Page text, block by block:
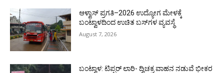
ಆಳ್ವಾಸ್ ಪ್ರಗತಿ–2026 ಉದ್ಯೋಗ ಮೇಳಕ್ಕೆ
ಬಂಟ್ವಾಳದಿಂದ ಉಚಿತ ಬಸ್‌ಗಳ ವ್ಯವಸ್ಥೆ
August 7, 2026
ಬಂಟ್ವಾಳ: ಟಿಪ್ಪರ್ ಲಾರಿ- ದ್ವಿಚಕ್ರ ವಾಹನ ನಡುವೆ ಭೀಕರ